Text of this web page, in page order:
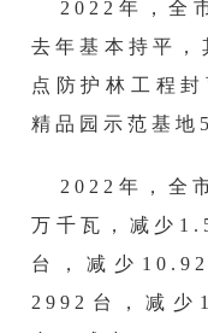
202 2 年，全
去年基本持平
点防护林工程
精品园示范基地
202 2 年，全
万千瓦， 减少
台，减少
2992 台，减少